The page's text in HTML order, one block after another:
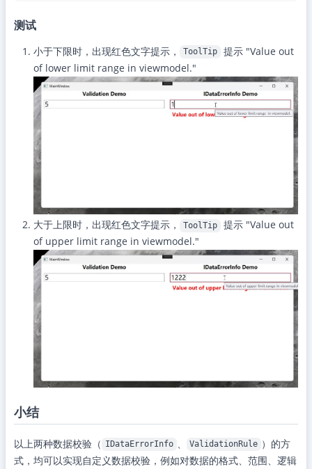
测试
小于下限时，出现红色文字提示， ToolTip
提示 "Value out
of lower limit range in viewmodel."
大于上限时，出现红色文字提示， ToolTip
提示 "Value out
of upper limit range in viewmodel."
小结
以上两种数据校验（ IDataErrorInfo ValidationRule ）的方
式，均可以实现自定义数据校验，例如对数据的格式、范围、逻辑